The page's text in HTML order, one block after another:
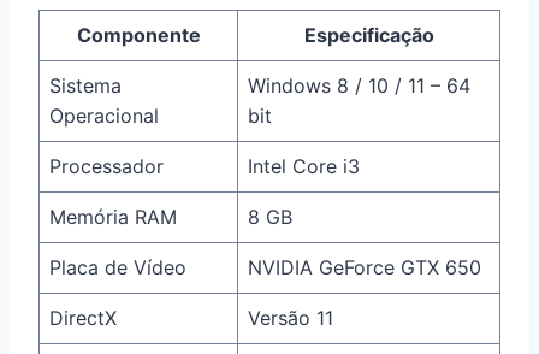
Componente Especificação
Sistema
Operacional
Windows 8 / 10 / 11 – 64
bit
Processador Intel Core i3
Memória RAM 8 GB
Placa de Vídeo NVIDIA GeForce GTX 650
DirectX Versão 11